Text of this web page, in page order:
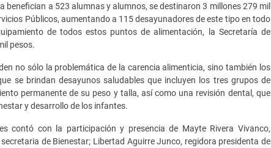
benefician a 523 alumnas y alumnos, se destinaron 3 millones 279 mil
Públicos, aumentando a 115 desayunadores de este tipo en todo
de todos estos puntos de alimentación, la Secretaría de
pesos.
no sólo la problemática de la carencia alimenticia, sino también los
se brindan desayunos saludables que incluyen los tres grupos de
permanente de su peso y talla, así como una revisión dental, que
y desarrollo de los infantes.
contó con la participación y presencia de Mayte Rivera Vivanco,
de Bienestar; Libertad Aguirre Junco, regidora presidenta de